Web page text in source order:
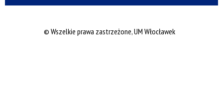
© Wszelkie prawa zastrzeżone, UM Włocławek